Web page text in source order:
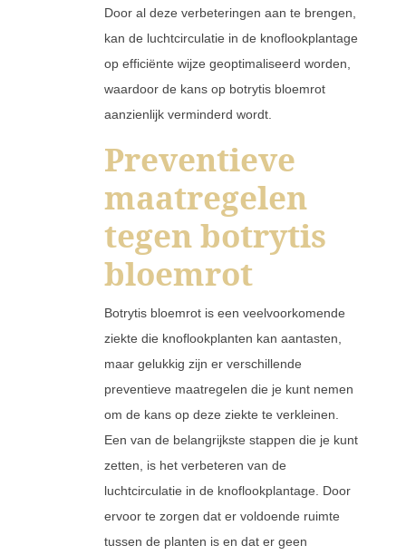
Door al deze verbeteringen aan te brengen,
kan de luchtcirculatie in de knoflookplantage
op efficiënte wijze geoptimaliseerd worden,
waardoor de kans op botrytis bloemrot
aanzienlijk verminderd wordt.
Preventieve
maatregelen
tegen botrytis
bloemrot
Botrytis bloemrot is een veelvoorkomende
ziekte die knoflookplanten kan aantasten,
maar gelukkig zijn er verschillende
preventieve maatregelen die je kunt nemen
om de kans op deze ziekte te verkleinen.
Een van de belangrijkste stappen die je kunt
zetten, is het verbeteren van de
luchtcirculatie in de knoflookplantage. Door
ervoor te zorgen dat er voldoende ruimte
tussen de planten is en dat er geen